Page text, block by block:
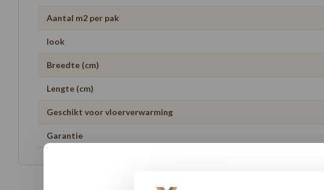
Aantal m2 per pak
look
Breedte (cm)
Lengte (cm)
Geschikt voor vloerverwarming
Garantie